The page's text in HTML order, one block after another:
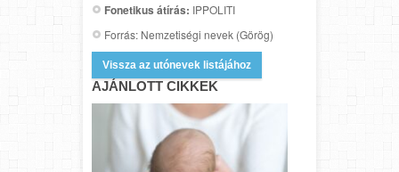
Fonetikus átírás: IPPOLITI
Forrás: Nemzetiségi nevek (Görög)
Vissza az utónevek listájához
AJÁNLOTT CIKKEK